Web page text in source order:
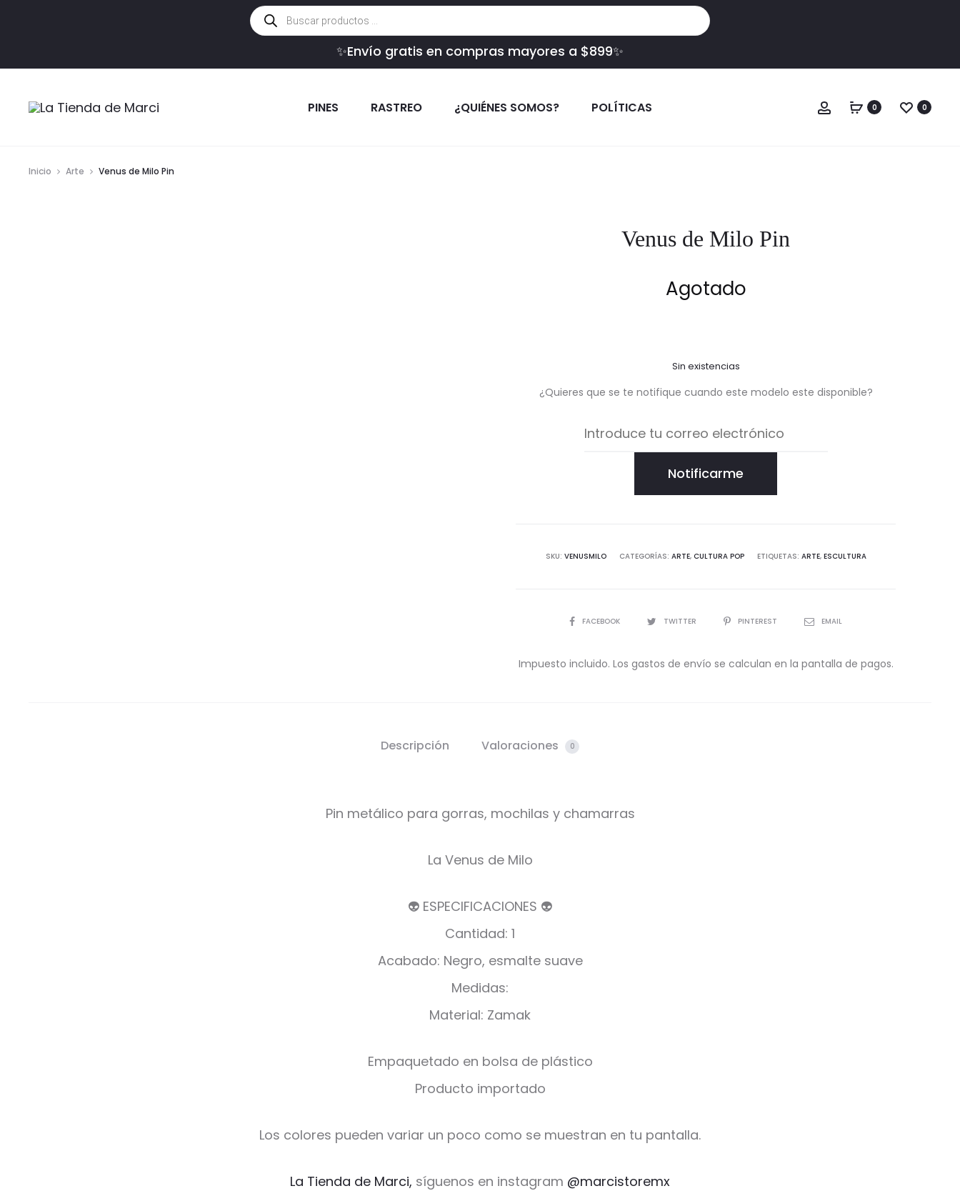
Búsqueda
de
productos
✨Envío gratis en compras mayores a $899✨
PINES RASTREO ¿QUIÉNES SOMOS? POLÍTICAS Cuenta
0 0
Inicio Arte Venus de Milo Pin
Venus de Milo Pin
Agotado
Sin existencias
¿Quieres que se te notifique cuando este modelo este disponible?
Notificarme
SKU: VENUSMILO CATEGORÍAS: ARTE, CULTURA POP ETIQUETAS: ARTE, ESCULTURA
COMPARTIR
FACEBOOK TWITTER PINTEREST EMAIL
Impuesto incluido. Los gastos de envío se calculan en la pantalla de pagos.
Descripción Valoraciones 0
Pin metálico para gorras, mochilas y chamarras
La Venus de Milo
👽 ESPECIFICACIONES 👽
Cantidad: 1
Acabado: Negro, esmalte suave
Medidas:
Material: Zamak
Empaquetado en bolsa de plástico
Producto importado
Los colores pueden variar un poco como se muestran en tu pantalla.
La Tienda de Marci, síguenos en instagram @marcistoremx